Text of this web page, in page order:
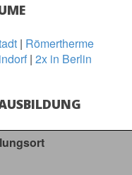
| Römertherme
| 2x in Berlin